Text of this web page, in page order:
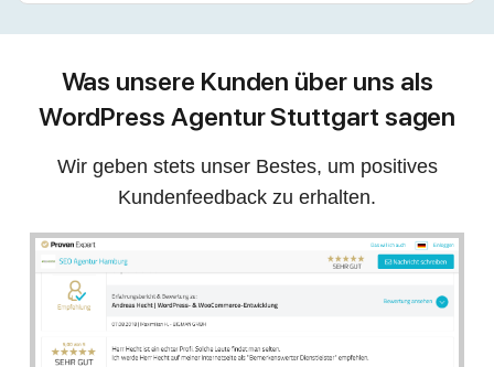
Was unsere Kunden über uns als
WordPress Agentur Stuttgart sagen
Wir geben stets unser Bestes, um positives
Kundenfeedback zu erhalten.